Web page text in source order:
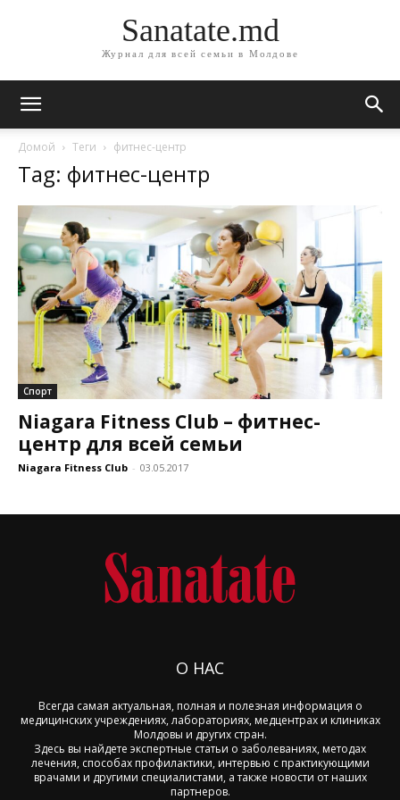
Sanatate.md
Журнал для всей семьи в Молдове
Домой Теги фитнес-центр
Tag: фитнес-центр
Спорт
Niagara Fitness Club – фитнес-
центр для всей семьи
Niagara Fitness Club - 03.05.2017
О НАС
Всегда самая актуальная, полная и полезная информация о
медицинских учреждениях, лабораториях, медцентрах и клиниках
Молдовы и других стран.
Здесь вы найдете экспертные статьи о заболеваниях, методах
лечения, способах профилактики, интервью с практикующими
врачами и другими специалистами, а также новости от наших
партнеров.